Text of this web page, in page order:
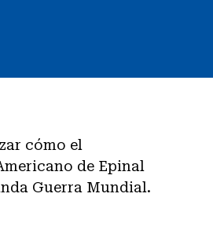
cómo el
de Epinal
Guerra Mundial.